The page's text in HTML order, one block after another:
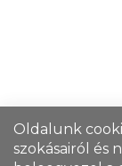
Oldalunk
szokásairól és